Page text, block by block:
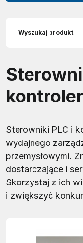
Sterowniki PLC i
wydajnego
przemysłowymi.
dostarczające i
Skorzystaj z ich
i zwiększyć